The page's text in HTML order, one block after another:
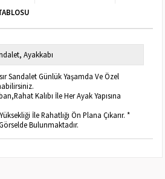
Ayakkabı
Sandalet Günlük Yaşamda Ve Özel
Kalıbı İle Her Ayak Yapısına
İle Rahatlığı Ön Plana Çıkarır. *
Bulunmaktadır.